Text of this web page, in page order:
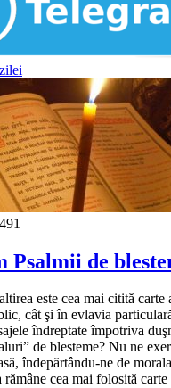
Psalmii de
este cea mai citită
cât şi în evlavia
îndreptate împotriva
de blesteme? Nu ne
îndepărtându-ne de
rămâne cea mai folosită